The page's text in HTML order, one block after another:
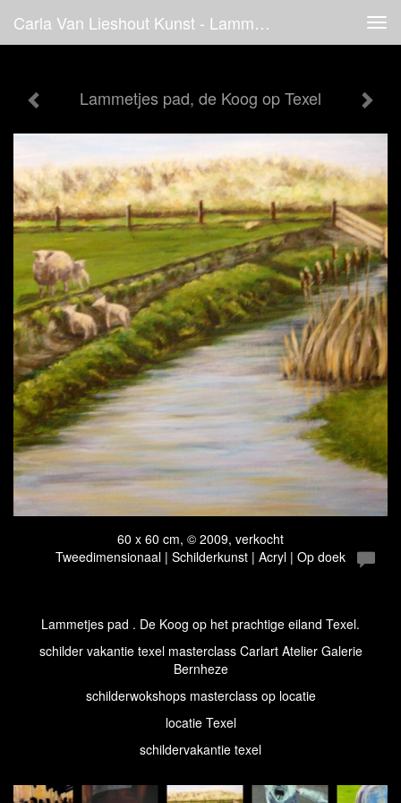
Carla Van Lieshout Kunst - Lammetjes Pad, De Koog Op Texel
Lammetjes pad, de Koog op Texel
60 x 60 cm, © 2009, verkocht
Tweedimensionaal | Schilderkunst | Acryl | Op doek
Lammetjes pad . De Koog op het prachtige eiland Texel.
schilder vakantie texel masterclass Carlart Atelier Galerie
Bernheze
schilderwokshops masterclass op locatie
locatie Texel
schildervakantie texel